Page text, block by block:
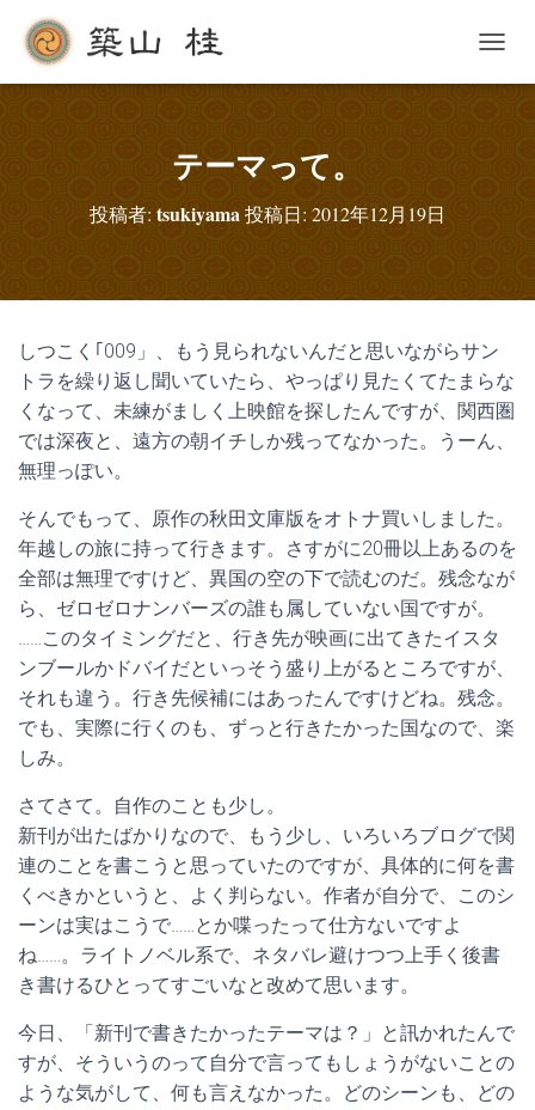
ビ
テーマって。
投稿者: tsukiyama投稿日: 2012年12月19日
しつこく｢009」、もう見られないんだと思いながらサン
トラを繰り返し聞いていたら、やっぱり見たくてたまらな
くなって、未練がましく上映館を探したんですが、関西圏
では深夜と、遠方の朝イチしか残ってなかった。うーん、
無理っぽい。
そんでもって、原作の秋田文庫版をオトナ買いしました。
年越しの旅に持って行きます。さすがに20冊以上あるのを
全部は無理ですけど、異国の空の下で読むのだ。残念なが
ら、ゼロゼロナンバーズの誰も属していない国ですが。
……このタイミングだと、行き先が映画に出てきたイスタ
ンブールかドバイだといっそう盛り上がるところですが、
それも違う。行き先候補にはあったんですけどね。残念。
でも、実際に行くのも、ずっと行きたかった国なので、楽
しみ。
さてさて。自作のことも少し。
新刊が出たばかりなので、もう少し、いろいろブログで関
連のことを書こうと思っていたのですが、具体的に何を書
くべきかというと、よく判らない。作者が自分で、このシ
ーンは実はこうで……とか喋ったって仕方ないですよ
ね……。ライトノベル系で、ネタバレ避けつつ上手く後書
き書けるひとってすごいなと改めて思います。
今日、「新刊で書きたかったテーマは？」と訊かれたんで
すが、そういうのって自分で言ってもしょうがないことの
ような気がして、何も言えなかった。どのシーンも、どの